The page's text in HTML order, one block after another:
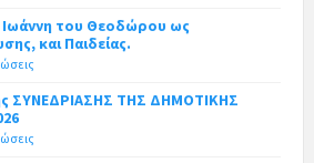
Ιωάννη του Θεοδώρου ως
και Παιδείας.
ΣΥΝΕΔΡΙΑΣΗΣ ΤΗΣ ΔΗΜΟΤΙΚΗΣ